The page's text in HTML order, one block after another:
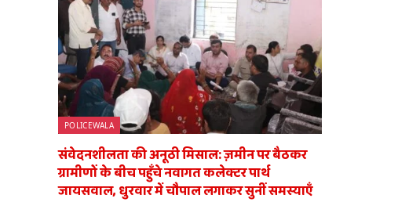
POLICEWALA
संवेदनशीलता की अनूठी मिसाल: ज़मीन पर बैठकर
ग्रामीणों के बीच पहुँचे नवागत कलेक्टर पार्थ
जायसवाल, धुरवार में चौपाल लगाकर सुनीं समस्याएँ